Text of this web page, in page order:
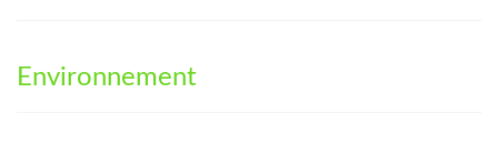
Environnement